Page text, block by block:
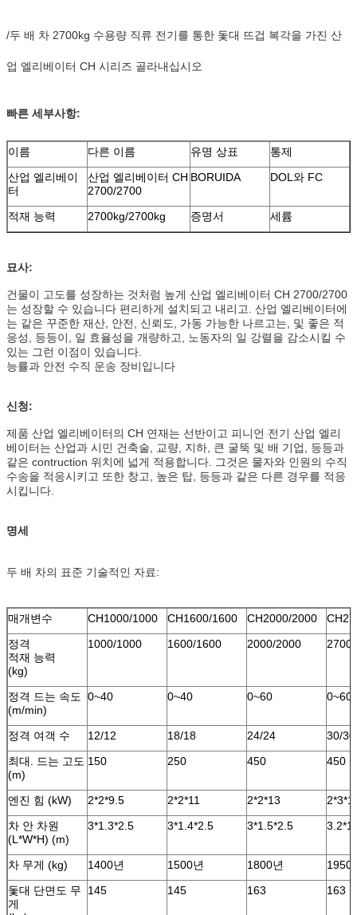
/두 배 차 2700kg 수용량 직류 전기를 통한 돛대 뜨겁 복각을 가진 산
업 엘리베이터 CH 시리즈 골라내십시오
빠른 세부사항:
이름 다른 이름 유명 상표
통제
산업 엘리베이
터
산업 엘리베이터 CH
2700/2700
BORUIDA DOL와 FC
적재 능력 2700kg/2700kg 증명서 세륨
묘사:
건물이 고도를 성장하는 것처럼 높게 산업 엘리베이터 CH 2700/2700
는 성장할 수 있습니다 편리하게 설치되고 내리고. 산업 엘리베이터에
는 같은 꾸준한 재산, 안전, 신뢰도, 가동 가능한 나르고는, 및 좋은 적
응성, 등등이, 일 효율성을 개량하고, 노동자의 일 강렬을 감소시킬 수
있는 그런 이점이 있습니다.
능률과 안전 수직 운송 장비입니다
신청:
제품 산업 엘리베이터의 CH 연재는 선반이고 피니언 전기 산업 엘리
베이터는 산업과 시민 건축술, 교량, 지하, 큰 굴뚝 및 배 기업, 등등과
같은 contruction 위치에 넓게 적용합니다. 그것은 물자와 인원의 수직
수송을 적응시키고 또한 창고, 높은 탑, 등등과 같은 다른 경우를 적응
시킵니다.
명세
두 배 차의 표준 기술적인 자료:
매개변수 CH1000/1000 CH1600/1600 CH2000/2000
정격
적재 능력
(kg)
1000/1000 1600/1600 2000/2000
정격 드는 속도
(m/min)
0~40 0~40 0~60 0~60
정격 여객 수 12/12 18/18 24/24
30/30
최대. 드는 고도
(m)
150 250 450 450
엔진 힘 (kW) 2*2*9.5 2*2*11 2*2*13
차 안 차원
(L*W*H) (m)
3*1.3*2.5 3*1.4*2.5 3*1.5*2.5
차 무게 (kg) 1400년 1500년 1800년
1950
돛대 단면도 무
게
145 145 163 163